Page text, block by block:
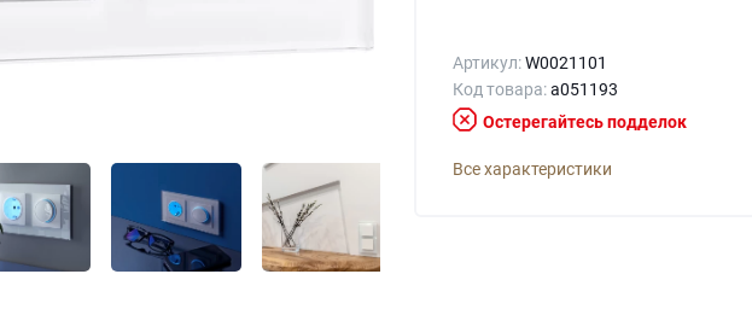
Артикул:W0021101
Код товара:a051193
Остерегайтесь подделок
Все характеристики